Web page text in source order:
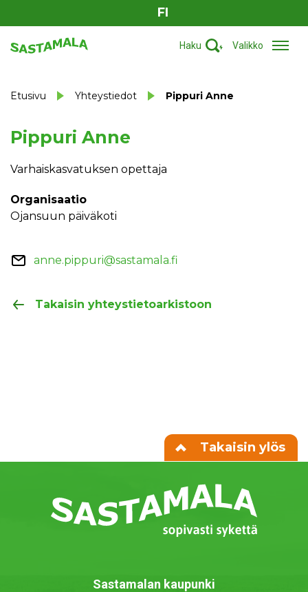
FI
Haku Valikko
Etusivu Yhteystiedot Pippuri Anne
Pippuri Anne
Varhaiskasvatuksen opettaja
Organisaatio
Ojansuun päiväkoti
anne.pippuri@sastamala.fi
Takaisin yhteystietoarkistoon
Takaisin ylös
Sastamalan kaupunki